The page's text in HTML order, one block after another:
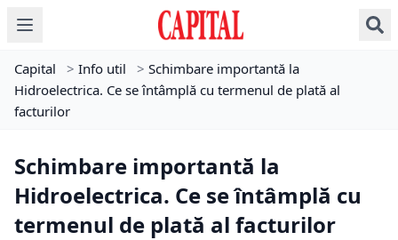
Capital > Info util > Schimbare importantă la
Hidroelectrica. Ce se întâmplă cu termenul de plată al
facturilor
Schimbare importantă la
Hidroelectrica. Ce se întâmplă cu
termenul de plată al facturilor